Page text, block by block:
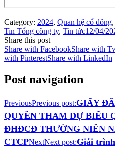
Category: 2024, Quan hệ cổ đông,
Tin Tổng công ty, Tin tức12/04/
Share this post
Share with FacebookShare with
with PinterestShare with LinkedIn
Post navigation
PreviousPrevious post:GIẤY
QUYỀN THAM DỰ BIỂU
ĐHĐCĐ THƯỜNG NIÊN
CTCPNextNext post:Giải